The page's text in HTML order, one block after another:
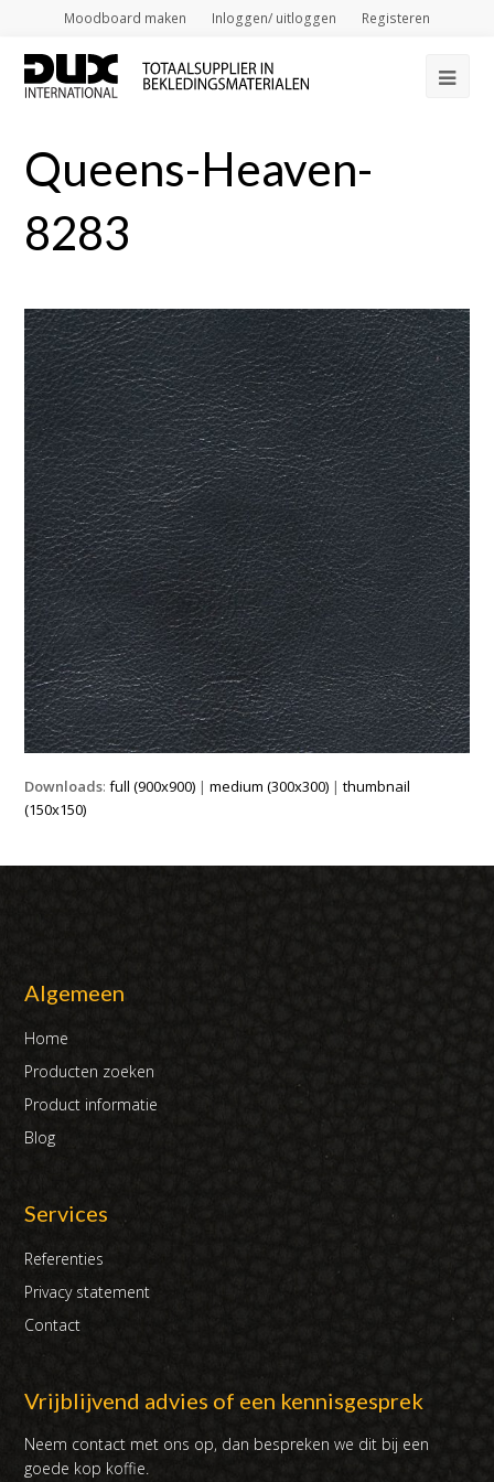
Moodboard maken Inloggen/ uitloggen Registeren
Queens-Heaven-
8283
Downloads:full (900x900) |medium (300x300) |thumbnail
(150x150)
Algemeen
Home
Producten zoeken
Product informatie
Blog
Services
Referenties
Privacy statement
Contact
Vrijblijvend advies of een kennisgesprek
Neem contact met ons op, dan bespreken we dit bij een
goede kop koffie.